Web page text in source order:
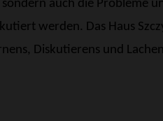
auch die Probleme
werden. Das Haus
Diskutierens und